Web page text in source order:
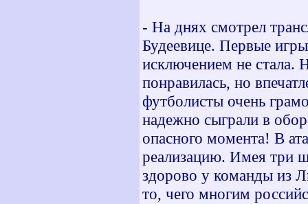
- На днях смотрел
Будеевице. Первые
исключением не стала.
понравилась, но
футболисты очень
надежно сыграли в
опасного момента! В
реализацию. Имея три
здорово у команды из
то, чего многим